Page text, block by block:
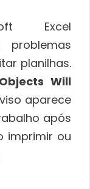
Excel
problemas
planilhas.
Will
aparece
após
imprimir ou